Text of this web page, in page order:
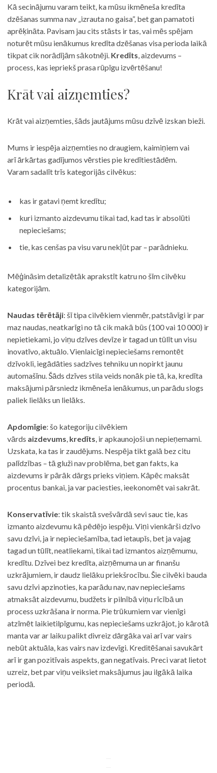
Kā secinājumu varam teikt, ka mūsu ikmēneša kredīta
dzēšanas summa nav „izrauta no gaisa”, bet gan pamatoti
aprēķināta. Pavisam jau cits stāsts ir tas, vai mēs spējam
noturēt mūsu ienākumus kredīta dzēšanas visa perioda laikā
tikpat cik norādījām sākotnēji. Kredīts, aizdevums –
process, kas iepriekš prasa rūpīgu izvērtēšanu!
Krāt vai aizņemties?
Krāt vai aizņemties, šāds jautājums mūsu dzīvē izskan bieži.
Mums ir iespēja aizņemties no draugiem, kaimiņiem vai
arī ārkārtas gadījumos vērsties pie kredītiestādēm.
Varam sadalīt trīs kategorijās cilvēkus:
kas ir gatavi ņemt kredītu;
kuri izmanto aizdevumu tikai tad, kad tas ir absolūti
nepieciešams;
tie, kas cenšas pa visu varu nekļūt par – parādnieku.
Mēģināsim detalizētāk aprakstīt katru no šīm cilvēku
kategorijām.
Naudas tērētāji: šī tipa cilvēkiem vienmēr, patstāvīgi ir par
maz naudas, neatkarīgi no tā cik makā būs (100 vai 10 000) ir
nepietiekami, jo viņu dzīves devīze ir tagad un tūlīt un visu
inovatīvo, aktuālo. Vienlaicīgi nepieciešams remontēt
dzīvokli, iegādāties sadzīves tehniku un nopirkt jaunu
automašīnu. Šāds dzīves stila veids nonāk pie tā, ka, kredīta
maksājumi pārsniedz ikmēneša ienākumus, un parādu slogs
paliek lielāks un lielāks.
Apdomīgie: šo kategoriju cilvēkiem
vārds aizdevums, kredīts, ir apkaunojoši un nepieņemami.
Uzskata, ka tas ir zaudējums. Nespēja tikt galā bez citu
palīdzības – tā gluži nav problēma, bet gan fakts, ka
aizdevums ir pārāk dārgs prieks viņiem. Kāpēc maksāt
procentus bankai, ja var paciesties, ieekonomēt vai sakrāt.
Konservatīvie: tik skaistā svešvārdā sevi sauc tie, kas
izmanto aizdevumu kā pēdējo iespēju. Viņi vienkārši dzīvo
savu dzīvi, ja ir nepieciešamība, tad ietaupīs, bet ja vajag
tagad un tūlīt, neatliekami, tikai tad izmantos aizņēmumu,
kredītu. Dzīvei bez kredīta, aizņēmuma un ar finanšu
uzkrājumiem, ir daudz lielāku priekšrocību. Šie cilvēki bauda
savu dzīvi apzinoties, ka parādu nav, nav nepieciešams
atmaksāt aizdevumu, budžets ir pilnībā viņu rīcībā un
process uzkrāšana ir norma. Pie trūkumiem var vienīgi
atzīmēt laikietilpīgumu, kas nepieciešams uzkrājot, jo kārotā
manta var ar laiku palikt divreiz dārgāka vai arī var vairs
nebūt aktuāla, kas vairs nav izdevīgi. Kreditēšanai savukārt
arī ir gan pozitīvais aspekts, gan negatīvais. Preci varat lietot
uzreiz, bet par viņu veiksiet maksājumus jau ilgākā laika
periodā.